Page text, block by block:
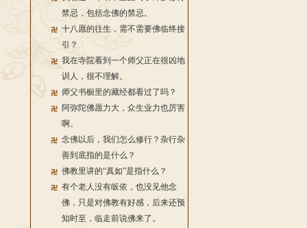
禁忌，包括念佛的禁忌。
十八愿的往生，需不需要佛临终接
引？
我在寺院看到一个师父正在很凶地
训人，很不理解。
师父书橱里的藏经都看过了吗？
阿弥陀佛愿力大，众生业力也厉害
啊。
念佛以后，我们怎么修行？杂行杂
善到底指的是什么？
佛教里讲的“真如”是指什么？
有个老人没有皈依，也没见他念
佛，只是对佛教有好感，后来还预
知时至，临走前说佛来了。